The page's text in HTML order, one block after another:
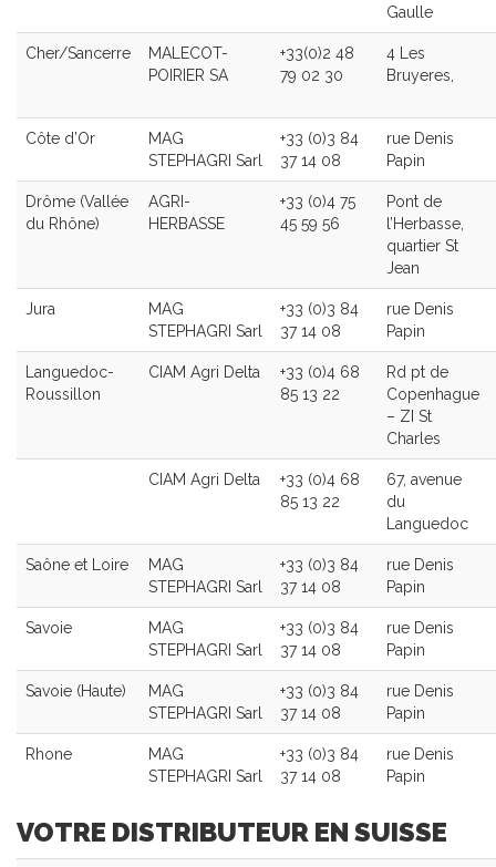
Gaulle
Cher/Sancerre
MALECOT-
POIRIER SA
+33(0)2 48
79 02 30
4 Les
Bruyeres,
Côte d’Or
MAG
STEPHAGRI Sarl
+33 (0)3 84
37 14 08
rue Denis
Papin
Drôme (Vallée
du Rhône)
AGRI-
HERBASSE
+33 (0)4 75
45 59 56
Pont de
l’Herbasse,
quartier St
Jean
Jura
MAG
STEPHAGRI Sarl
+33 (0)3 84
37 14 08
rue Denis
Papin
Languedoc-
Roussillon
CIAM Agri Delta
+33 (0)4 68
85 13 22
Rd pt de
Copenhague
– ZI St
Charles
CIAM Agri Delta
+33 (0)4 68
85 13 22
67, avenue
du
Languedoc
Saône et Loire
MAG
STEPHAGRI Sarl
+33 (0)3 84
37 14 08
rue Denis
Papin
Savoie
MAG
STEPHAGRI Sarl
+33 (0)3 84
37 14 08
rue Denis
Papin
Savoie (Haute)
MAG
STEPHAGRI Sarl
+33 (0)3 84
37 14 08
rue Denis
Papin
Rhone
MAG
STEPHAGRI Sarl
+33 (0)3 84
37 14 08
rue Denis
Papin
VOTRE DISTRIBUTEUR EN SUISSE